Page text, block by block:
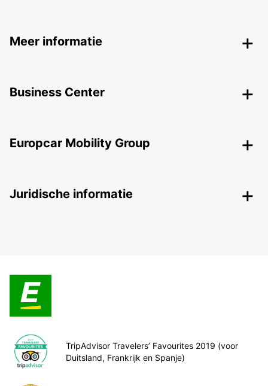
Meer informatie
Business Center
Europcar Mobility Group
Juridische informatie
TripAdvisor Travelers’ Favourites 2019 (voor
Duitsland, Frankrijk en Spanje)